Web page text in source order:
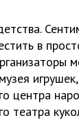
в
центра
театра